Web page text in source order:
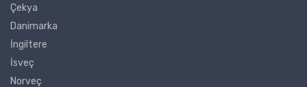
Çekya
Danimarka
İngiltere
İsveç
Norveç